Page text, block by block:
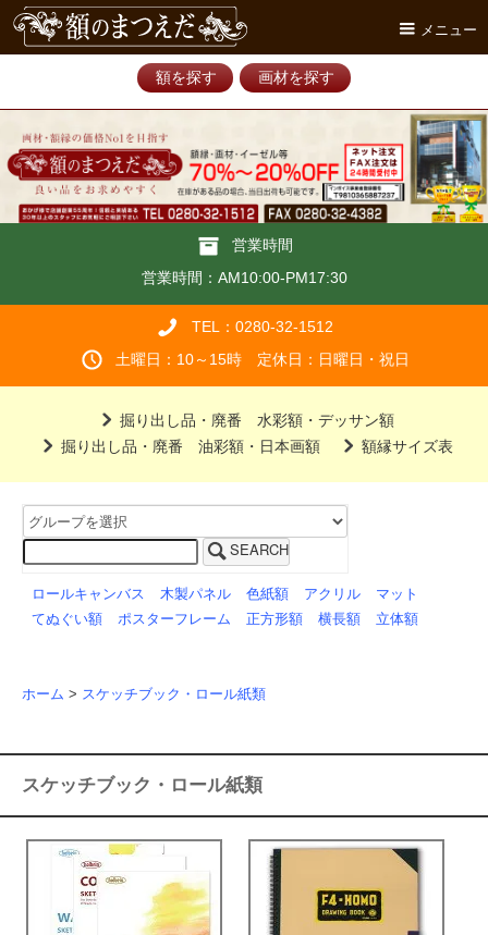
メニュー
額を探す 画材を探す
営業時間
営業時間：AM10:00-PM17:30
TEL：0280-32-1512
土曜日：10～15時 定休日：日曜日・祝日
掘り出し品・廃番 水彩額・デッサン額
掘り出し品・廃番 油彩額・日本画額
額縁サイズ表
SEARCH
ロールキャンバス 木製パネル 色紙額 アクリル
マット
てぬぐい額
ポスターフレーム 正方形額 横長額 立体額
ホーム > スケッチブック・ロール紙類
スケッチブック・ロール紙類